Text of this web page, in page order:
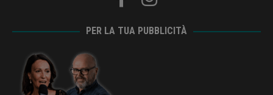
PER LA TUA PUBBLICITÀ